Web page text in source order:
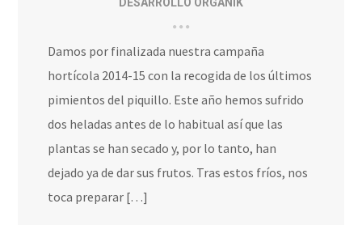
DESARROLLO ORGANIK
Damos por finalizada nuestra campaña
hortícola 2014-15 con la recogida de los últimos
pimientos del piquillo. Este año hemos sufrido
dos heladas antes de lo habitual así que las
plantas se han secado y, por lo tanto, han
dejado ya de dar sus frutos. Tras estos fríos, nos
toca preparar […]